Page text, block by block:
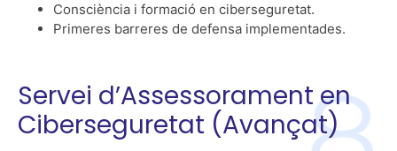
Consciència i formació en ciberseguretat.
Primeres barreres de defensa implementades.
Servei d’Assessorament en
Ciberseguretat (Avançat)